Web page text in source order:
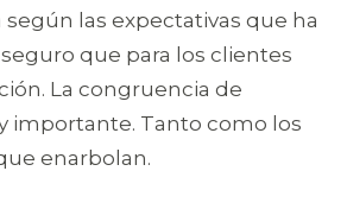
las expectativas que ha
que para los clientes
La congruencia de
importante. Tanto como los
enarbolan.